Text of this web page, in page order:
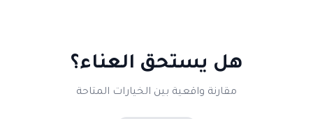
هل يستحق العناء؟
مقارنة واقعية بين الخيارات المتاحة